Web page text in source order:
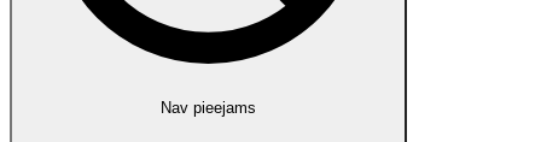
Nav pieejams